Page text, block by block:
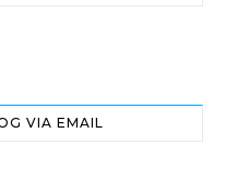
VIA EMAIL